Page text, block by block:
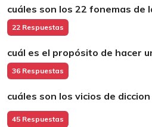
cuáles son los 22 fonemas de
22 Respuestas
cuál es el propósito de hacer
36 Respuestas
cuáles son los vicios de
45 Respuestas